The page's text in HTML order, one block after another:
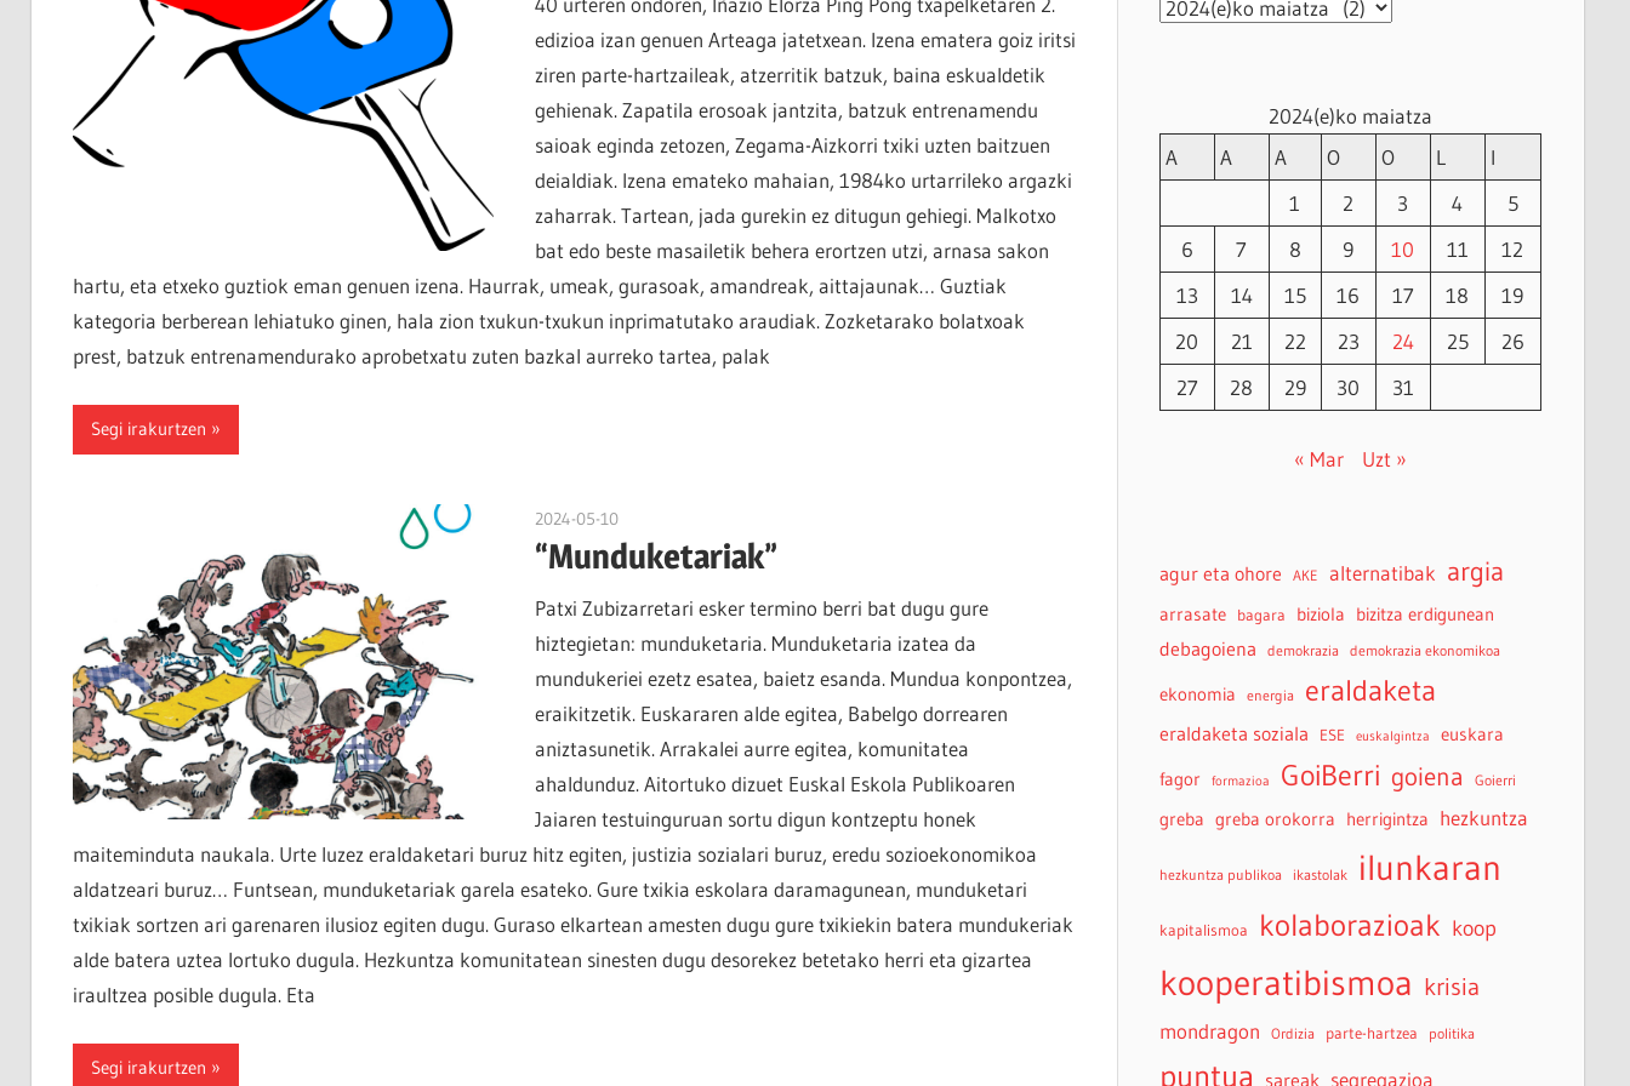
edizioa izan genuen Arteaga jatetxean. Izena ematera goiz iritsi
ziren parte-hartzaileak, atzerritik batzuk, baina eskualdetik
gehienak. Zapatila erosoak jantzita, batzuk entrenamendu
saioak eginda zetozen, Zegama-Aizkorri txiki uzten baitzuen
deialdiak. Izena emateko mahaian, 1984ko urtarrileko argazki
zaharrak. Tartean, jada gurekin ez ditugun gehiegi. Malkotxo
bat edo beste masailetik behera erortzen utzi, arnasa sakon
hartu, eta etxeko guztiok eman genuen izena. Haurrak, umeak, gurasoak, amandreak, aittajaunak… Guztiak
kategoria berberean lehiatuko ginen, hala zion txukun-txukun inprimatutako araudiak. Zozketarako bolatxoak
prest, batzuk entrenamendurako aprobetxatu zuten bazkal aurreko tartea, palak
Segi irakurtzen
2024-05-10
“Munduketariak”
Patxi Zubizarretari esker termino berri bat dugu gure
hiztegietan: munduketaria. Munduketaria izatea da
mundukeriei ezetz esatea, baietz esanda. Mundua konpontzea,
eraikitzetik. Euskararen alde egitea, Babelgo dorrearen
aniztasunetik. Arrakalei aurre egitea, komunitatea
ahaldunduz. Aitortuko dizuet Euskal Eskola Publikoaren
Jaiaren testuinguruan sortu digun kontzeptu honek
maiteminduta naukala. Urte luzez eraldaketari buruz hitz egiten, justizia sozialari buruz, eredu sozioekonomikoa
aldatzeari buruz… Funtsean, munduketariak garela esateko. Gure txikia eskolara daramagunean, munduketari
txikiak sortzen ari garenaren ilusioz egiten dugu. Guraso elkartean amesten dugu gure txikiekin batera mundukeriak
alde batera uztea lortuko dugula. Hezkuntza komunitatean sinesten dugu desorekez betetako herri eta gizartea
iraultzea posible dugula. Eta
Segi irakurtzen
Artxiboak
2024(e)ko maiatza
A
A A O O L
I
1
2 3 4
5
6
7 8 9 10 11
12
13
14 15 16 17 18
19
20
21 22 23 24 25
26
27
28 29 30 31
« Mar Uzt »
agur eta ohore AKE alternatibak argia
arrasate bagara biziola bizitza erdigunean
debagoiena demokrazia demokrazia ekonomikoa
ekonomia energia eraldaketa
eraldaketa soziala ESE euskalgintza euskara
fagor formazioa GoiBerri goiena Goierri
greba greba orokorra herrigintza hezkuntza
hezkuntza publikoa ikastolak ilunkaran
kapitalismoa kolaborazioak koop
kooperatibismoa krisia
mondragon Ordizia parte-hartzea politika
puntua sareak segregazioa